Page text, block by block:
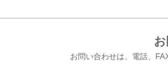
お問い合わせは、電話、